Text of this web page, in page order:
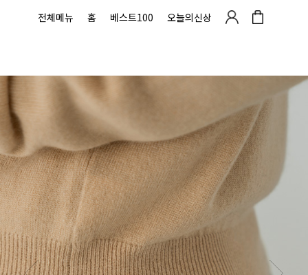
전체메뉴 홈 베스트100 오늘의신상